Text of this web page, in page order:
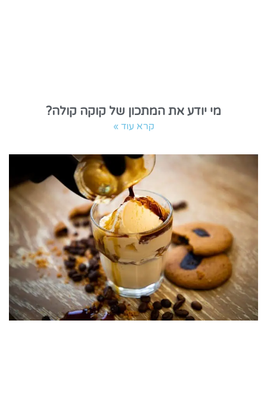
מי יודע את המתכון של קוקה קולה?
קרא עוד »